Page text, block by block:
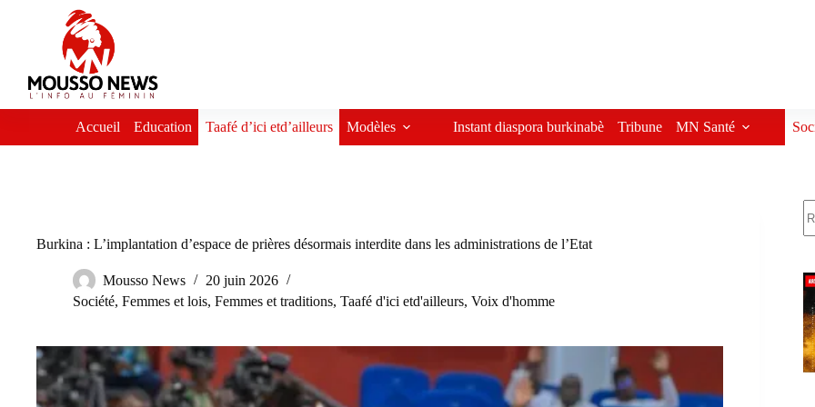
Accueil Education Taafé d’ici etd’ailleurs Modèles Instant diaspora burkinabè Tribune MN Santé
Burkina : L’implantation d’espace de prières désormais interdite dans les administrations de l’Etat
Mousso News
20 juin 2026
Société, Femmes et lois, Femmes et traditions, Taafé d'ici etd'ailleurs, Voix d'homme